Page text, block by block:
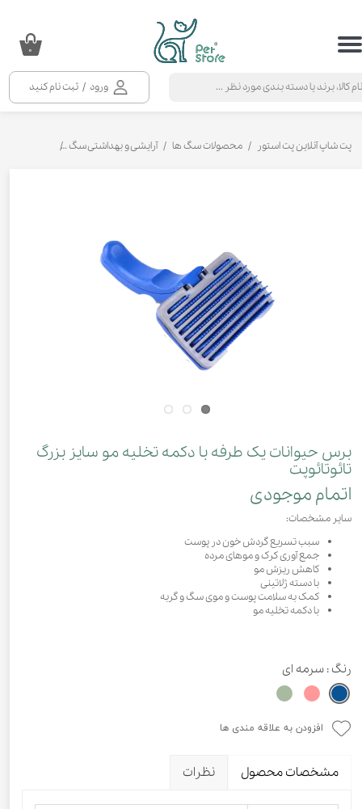
ورود / ثبت نام کنید
حساب کاربری من
خروج از حساب کاربری
۰
پت شاپ آنلاین پت استور محصولات سگ ها آرایشی و بهداشتی سگ
برس حیوانات یک طرفه با دکمه تخلیه مو سایز بزرگ
تائوتائوپت
اتمام موجودی
سایر مشخصات:
سبب تسریع گردش خون در پوست
جمع آوری کرک و موهای مرده
کاهش ریزش مو
با دسته ژلاتینی
کمک به سلامت پوست و موی سگ و گربه
با دکمه تخلیه مو
رنگ : سرمه ای
افزودن به علاقه مندی ها
مشخصات محصول نظرات